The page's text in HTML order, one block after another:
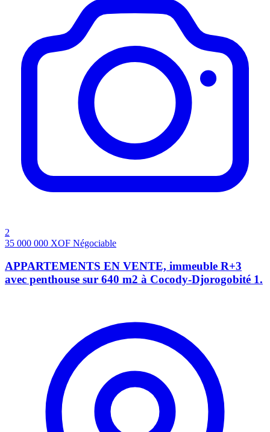
2
35 000 000 XOF Négociable
APPARTEMENTS EN VENTE, immeuble R+3
avec penthouse sur 640 m2 à Cocody-Djorogobité 1.